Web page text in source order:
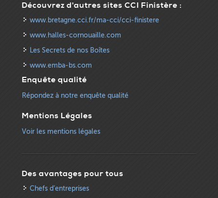
Découvrez d'autres sites CCI Finistère :
www.bretagne.cci.fr/ma-cci/cci-finistere
www.halles-cornouaille.com
Les Secrets de nos Boîtes
www.emba-bs.com
Enquête qualité
Répondez à notre enquête qualité
Mentions Légales
Voir les mentions légales
Des avantages pour tous
Chefs d’entreprises